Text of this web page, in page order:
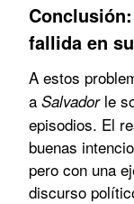
fallida en
A estos
a Salvadorle
episodios. El
buenas
pero con una
discurso